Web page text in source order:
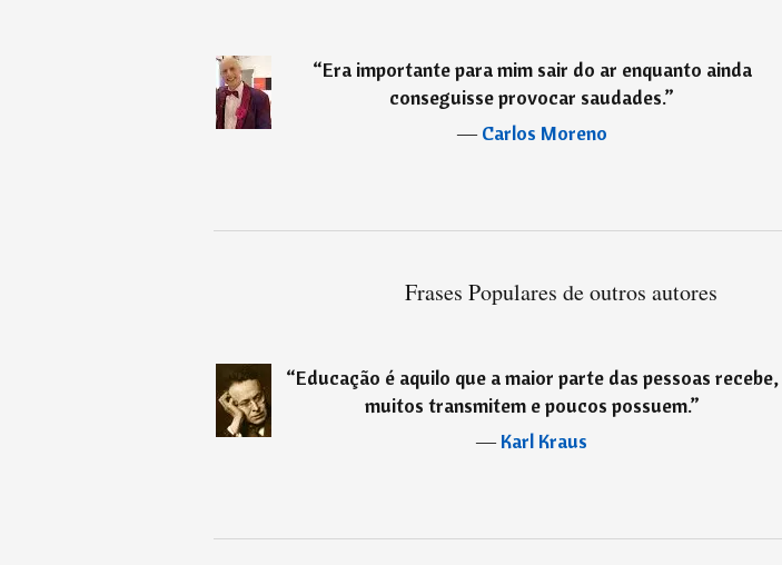
“Era importante para mim sair do ar enquanto ainda
conseguisse provocar saudades.”
―Carlos Moreno
Frases Populares de outros autores
“Educação é aquilo que a maior parte das pessoas recebe,
muitos transmitem e poucos possuem.”
―Karl Kraus